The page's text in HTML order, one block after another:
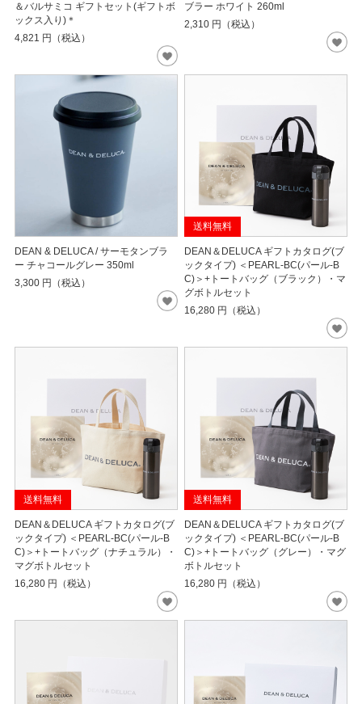
＆バルサミコ ギフトセット(ギフトボ
ックス入り)＊
4,821 円（税込）
ブラー ホワイト 260ml
2,310 円（税込）
DEAN & DELUCA / サーモタンブラ
ー チャコールグレー 350ml
3,300 円（税込）
送料無料
DEAN＆DELUCA ギフトカタログ(ブ
ックタイプ) ＜PEARL-BC(パール-B
C)＞+トートバッグ（ブラック）・マ
グボトルセット
16,280 円（税込）
送料無料
DEAN＆DELUCA ギフトカタログ(ブ
ックタイプ) ＜PEARL-BC(パール-B
C)＞+トートバッグ（ナチュラル）・
マグボトルセット
16,280 円（税込）
送料無料
DEAN＆DELUCA ギフトカタログ(ブ
ックタイプ) ＜PEARL-BC(パール-B
C)＞+トートバッグ（グレー）・マグ
ボトルセット
16,280 円（税込）